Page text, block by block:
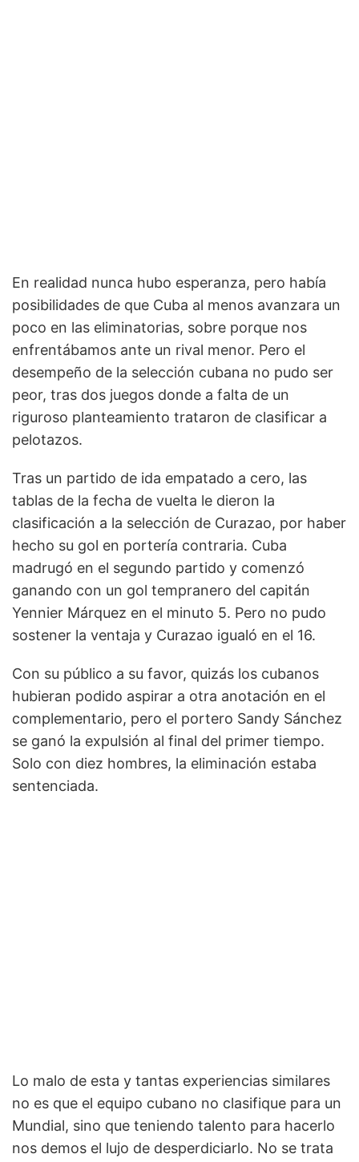
En realidad nunca hubo esperanza, pero había
posibilidades de que Cuba al menos avanzara un
poco en las eliminatorias, sobre porque nos
enfrentábamos ante un rival menor. Pero el
desempeño de la selección cubana no pudo ser
peor, tras dos juegos donde a falta de un
riguroso planteamiento trataron de clasificar a
pelotazos.
Tras un partido de ida empatado a cero, las
tablas de la fecha de vuelta le dieron la
clasificación a la selección de Curazao, por haber
hecho su gol en portería contraria. Cuba
madrugó en el segundo partido y comenzó
ganando con un gol tempranero del capitán
Yennier Márquez en el minuto 5. Pero no pudo
sostener la ventaja y Curazao igualó en el 16.
Con su público a su favor, quizás los cubanos
hubieran podido aspirar a otra anotación en el
complementario, pero el portero Sandy Sánchez
se ganó la expulsión al final del primer tiempo.
Solo con diez hombres, la eliminación estaba
sentenciada.
Lo malo de esta y tantas experiencias similares
no es que el equipo cubano no clasifique para un
Mundial, sino que teniendo talento para hacerlo
nos demos el lujo de desperdiciarlo. No se trata